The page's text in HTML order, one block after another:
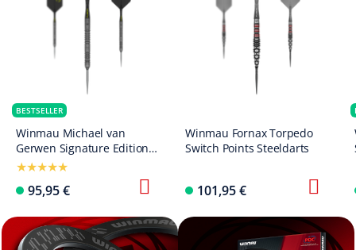
BESTSELLER
Winmau Michael van
Gerwen Signature Edition
Switch Points Steeldarts
95,95 €
Winmau Fornax Torpedo
Switch Points Steeldarts
101,95 €